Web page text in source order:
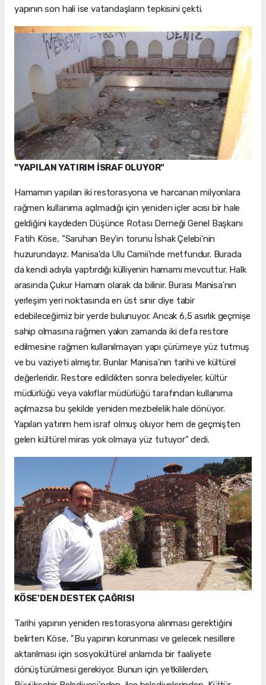
yapının son hali ise vatandaşların tepkisini çekti.
"YAPILAN YATIRIM İSRAF OLUYOR"
Hamamın yapılan iki restorasyona ve harcanan milyonlara
rağmen kullanıma açılmadığı için yeniden içler acısı bir hale
geldiğini kaydeden Düşünce Rotası Derneği Genel Başkanı
Fatih Köse, "Saruhan Bey'in torunu İshak Çelebi'nin
huzurundayız. Manisa'da Ulu Camii'nde metfundur. Burada
da kendi adıyla yaptırdığı külliyenin hamamı mevcuttur. Halk
arasında Çukur Hamam olarak da bilinir. Burası Manisa'nın
yerleşim yeri noktasında en üst sınır diye tabir
edebileceğimiz bir yerde bulunuyor. Ancak 6,5 asırlık geçmişe
sahip olmasına rağmen yakın zamanda iki defa restore
edilmesine rağmen kullanılmayan yapı çürümeye yüz tutmuş
ve bu vaziyeti almıştır. Bunlar Manisa'nın tarihi ve kültürel
değerleridir. Restore edildikten sonra belediyeler, kültür
müdürlüğü veya vakıflar müdürlüğü tarafından kullanıma
açılmazsa bu şekilde yeniden mezbelelik hale dönüyor.
Yapılan yatırım hem israf olmuş oluyor hem de geçmişten
gelen kültürel miras yok olmaya yüz tutuyor" dedi.
KÖSE'DEN DESTEK ÇAĞRISI
Tarihi yapının yeniden restorasyona alınması gerektiğini
belirten Köse, "Bu yapının korunması ve gelecek nesillere
aktarılması için sosyokültürel anlamda bir faaliyete
dönüştürülmesi gerekiyor. Bunun için yetkililerden,